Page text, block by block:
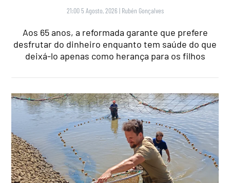
21:00 5 Agosto, 2026 | Rubén Gonçalves
Aos 65 anos, a reformada garante que prefere
desfrutar do dinheiro enquanto tem saúde do que
deixá-lo apenas como herança para os filhos